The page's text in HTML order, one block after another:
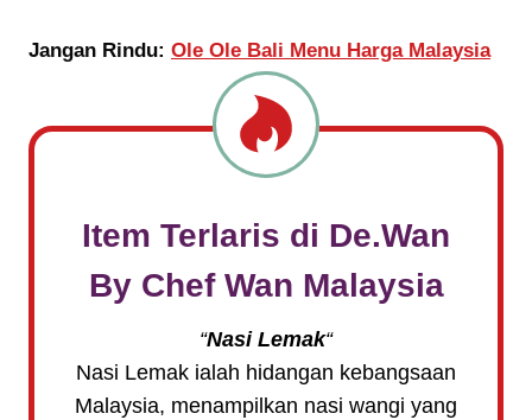
Jangan Rindu: Ole Ole Bali Menu Harga Malaysia
Item Terlaris di De.Wan
By Chef Wan Malaysia
“Nasi Lemak“
Nasi Lemak ialah hidangan kebangsaan
Malaysia, menampilkan nasi wangi yang